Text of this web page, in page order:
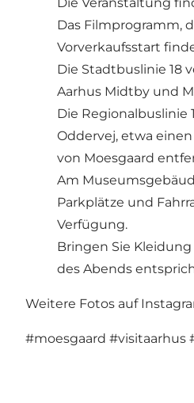
Das Filmprogramm,
Vorverkaufsstart
Die Stadtbuslinie 18
Aarhus Midtby und
Die Regionalbuslinie
Oddervej, etwa
von Moesgaard
Am
Parkplätze und
Verfügung.
Bringen Sie
des Abends
Weitere Fotos auf
#moesgaard #visitaarhus